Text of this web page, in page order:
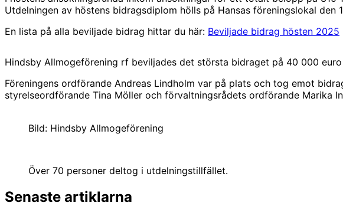
Utdelningen av höstens bidragsdiplom hölls på Hansas föreningslokal den
En lista på alla beviljade bidrag hittar du här: Beviljade bidrag hösten 2025
Hindsby Allmogeförening rf beviljades det största bidraget på 40 000
Föreningens ordförande Andreas Lindholm var på plats och tog emot
styrelseordförande Tina Möller och förvaltningsrådets ordförande Marika
Bild: Hindsby Allmogeförening
Över 70 personer deltog i utdelningstillfället.
Senaste artiklarna